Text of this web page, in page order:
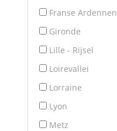
Franse Ardennen
Gironde
Lille - Rijsel
Loirevallei
Lorraine
Lyon
Metz